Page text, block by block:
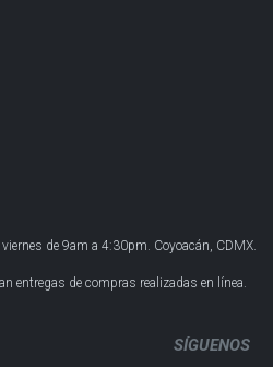
viernes de 9am a 4:30pm. Coyoacán, CDMX.
entregas de compras realizadas en línea.
SÍGUENOS